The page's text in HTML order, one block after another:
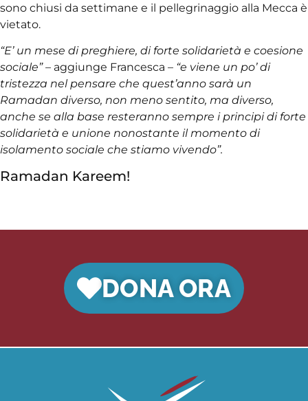
sono chiusi da settimane e il pellegrinaggio alla Mecca è
vietato.
“E’ un mese di preghiere, di forte solidarietà e coesione
sociale” – aggiunge Francesca – “e viene un po’ di
tristezza nel pensare che quest’anno sarà un
Ramadan diverso, non meno sentito, ma diverso,
anche se alla base resteranno sempre i principi di forte
solidarietà e unione nonostante il momento di
isolamento sociale che stiamo vivendo”.
Ramadan Kareem!
DONA ORA